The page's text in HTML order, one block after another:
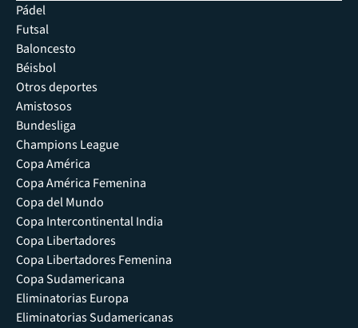
Pádel
Futsal
Baloncesto
Béisbol
Otros deportes
Amistosos
Bundesliga
Champions League
Copa América
Copa América Femenina
Copa del Mundo
Copa Intercontinental India
Copa Libertadores
Copa Libertadores Femenina
Copa Sudamericana
Eliminatorias Europa
Eliminatorias Sudamericanas